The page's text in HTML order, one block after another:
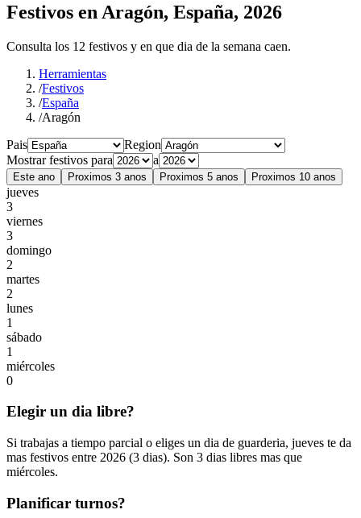
Festivos en Aragón, España, 2026
Consulta los 12 festivos y en que dia de la semana caen.
Herramientas
/Festivos
/España
/Aragón
Pais
Region
Mostrar festivos para
a
Este ano Proximos 3 anos Proximos 5 anos Proximos 10 anos
jueves
3
viernes
3
domingo
2
martes
2
lunes
1
sábado
1
miércoles
0
Elegir un dia libre?
Si trabajas a tiempo parcial o eliges un dia de guarderia, jueves te da
mas festivos entre 2026 (3 dias). Son 3 dias libres mas que
miércoles.
Planificar turnos?